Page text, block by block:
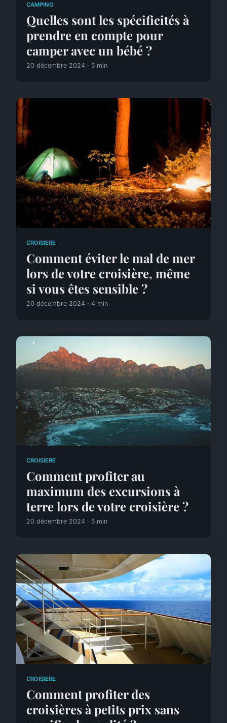
CAMPING
Quelles sont les spécificités à
prendre en compte pour
camper avec un bébé ?
20 décembre 2024 · 5 min
CROISIERE
Comment éviter le mal de mer
lors de votre croisière, même
si vous êtes sensible ?
20 décembre 2024 · 4 min
CROISIERE
Comment profiter au
maximum des excursions à
terre lors de votre croisière ?
20 décembre 2024 · 5 min
CROISIERE
Comment profiter des
croisières à petits prix sans